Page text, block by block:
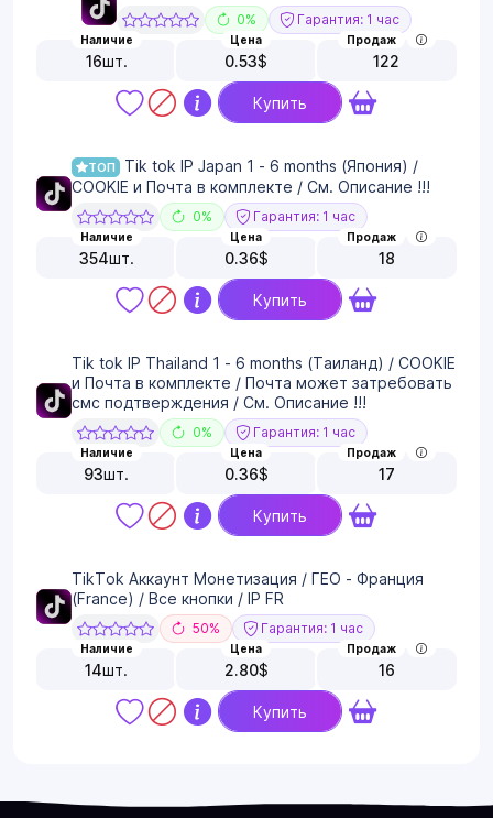
0% Гарантия: 1 час
Наличие
16шт.
Цена
0.53$
Продаж
122
Купить
ТОП
Tik tok IP Japan 1 - 6 months (Япония) /
COOKIE и Почта в комплекте / См. Описание !!!
0% Гарантия: 1 час
Наличие
354шт.
Цена
0.36$
Продаж
18
Купить
Tik tok IP Thailand 1 - 6 months (Таиланд) / COOKIE
и Почта в комплекте / Почта может затребовать
смс подтверждения / См. Описание !!!
0% Гарантия: 1 час
Наличие
93шт.
Цена
0.36$
Продаж
17
Купить
TikTok Аккаунт Монетизация / ГЕО - Франция
(France) / Все кнопки / IP FR
50% Гарантия: 1 час
Наличие
14шт.
Цена
2.80$
Продаж
16
Купить